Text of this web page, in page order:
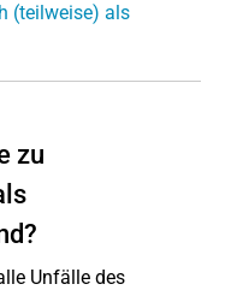
(teilweise) als
zu
Unfälle des